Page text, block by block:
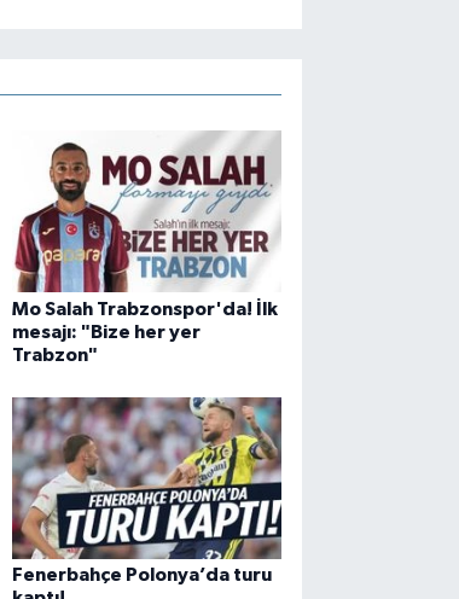
Mo Salah Trabzonspor'da! İlk
mesajı: "Bize her yer
Trabzon"
Fenerbahçe Polonya’da turu